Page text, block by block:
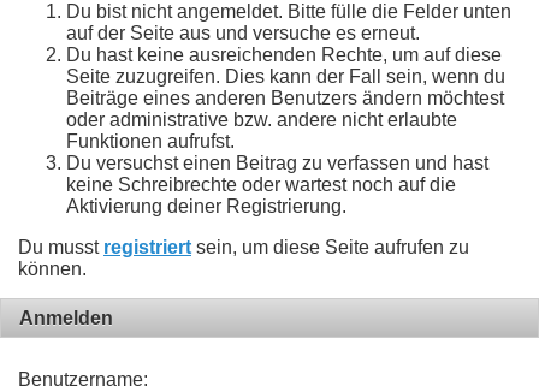
Du bist nicht angemeldet. Bitte fülle die Felder unten
auf der Seite aus und versuche es erneut.
Du hast keine ausreichenden Rechte, um auf diese
Seite zuzugreifen. Dies kann der Fall sein, wenn du
Beiträge eines anderen Benutzers ändern möchtest
oder administrative bzw. andere nicht erlaubte
Funktionen aufrufst.
Du versuchst einen Beitrag zu verfassen und hast
keine Schreibrechte oder wartest noch auf die
Aktivierung deiner Registrierung.
Du musst registriert sein, um diese Seite aufrufen zu
können.
Anmelden
Benutzername: